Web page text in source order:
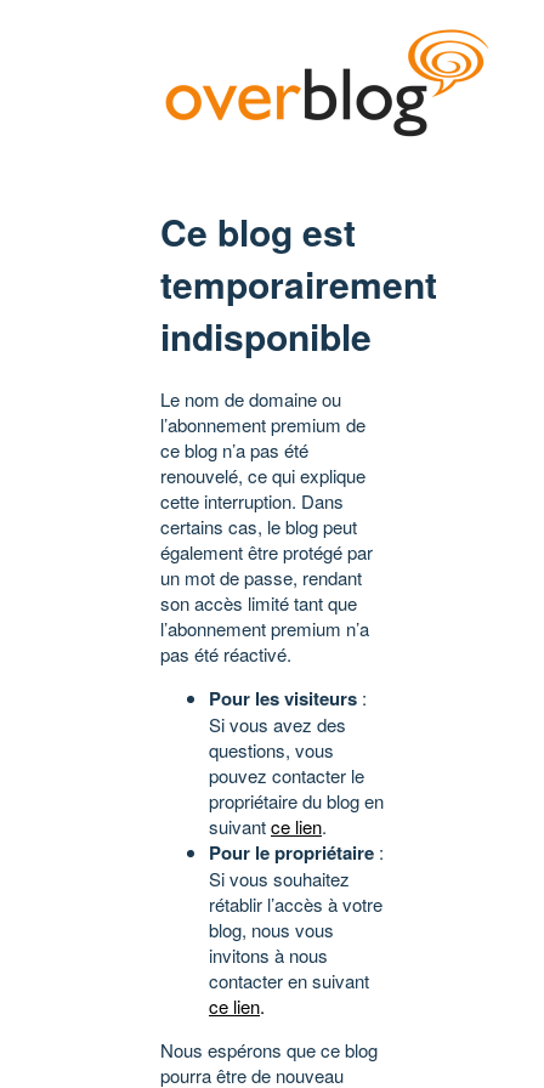
Ce blog est
temporairement
indisponible
Le nom de domaine ou
l’abonnement premium de
ce blog n’a pas été
renouvelé, ce qui explique
cette interruption. Dans
certains cas, le blog peut
également être protégé par
un mot de passe, rendant
son accès limité tant que
l’abonnement premium n’a
pas été réactivé.
Pour les visiteurs :
Si vous avez des
questions, vous
pouvez contacter le
propriétaire du blog en
suivantce lien.
Pour le propriétaire :
Si vous souhaitez
rétablir l’accès à votre
blog, nous vous
invitons à nous
contacter en suivant
ce lien.
Nous espérons que ce blog
pourra être de nouveau